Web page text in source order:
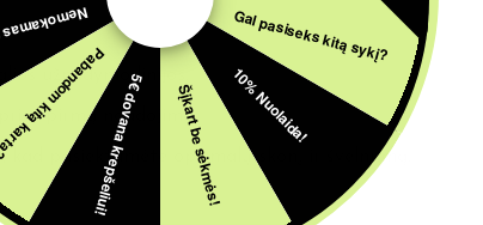
užpildymo linijos.
pirmą naudojimą.
pasiektumėte optimalų skonį ir švelnumą.
Gal pasiseks kitą sykį?
10% Nuolaida!
Šįkart be sėkmės!
5€ dovana krepšeliui!
kitą kartą?
siuntimas!